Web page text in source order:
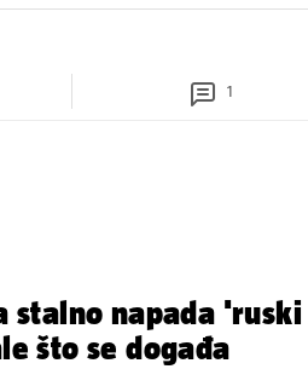
1
stalno napada
što se događa